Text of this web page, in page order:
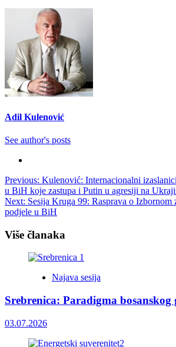
Adil Kulenović
See author's posts
Post
navigation
Previous: Kulenović: Internacionalni
u BiH koje zastupa i Putin u agresiji na
Next: Sesija Kruga 99: Rasprava o
podjele u BiH
Više članaka
Najava sesija
Srebrenica: Paradigma bosanskog
03.07.2026